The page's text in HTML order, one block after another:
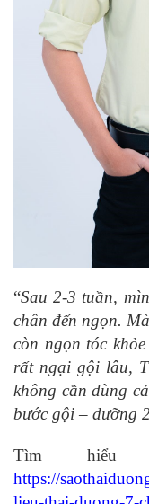
“Sau 2-3 tuần,
chân đến ngọn.
còn ngọn tóc
rất ngại gội lâu,
không cần dùng
bước gội – dưỡng
Tìm hiểu
https://